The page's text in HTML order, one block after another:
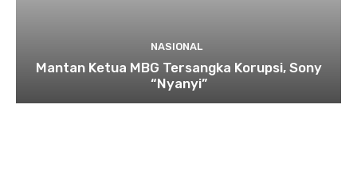
NASIONAL
Mantan Ketua MBG Tersangka Korupsi, Sony
“Nyanyi”